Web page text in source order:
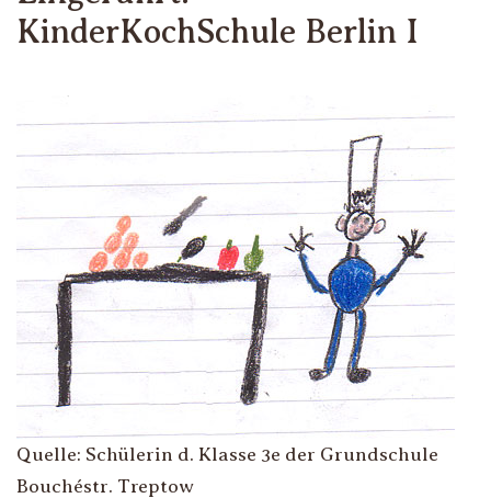
KinderKochSchule Berlin I
Quelle: Schülerin d. Klasse 3e der Grundschule
Bouchéstr. Treptow